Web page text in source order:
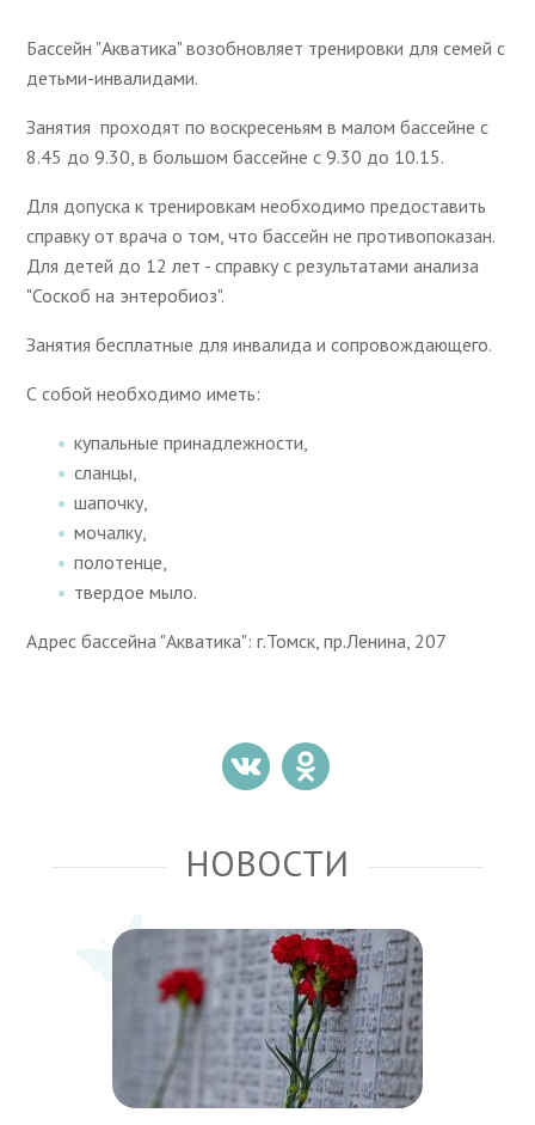
Бассейн "Акватика" возобновляет тренировки для семей с
детьми-инвалидами.
Занятия проходят по воскресеньям в малом бассейне с
8.45 до 9.30, в большом бассейне с 9.30 до 10.15.
Для допуска к тренировкам необходимо предоставить
справку от врача о том, что бассейн не противопоказан.
Для детей до 12 лет - справку с результатами анализа
"Соскоб на энтеробиоз".
Занятия бесплатные для инвалида и сопровождающего.
С собой необходимо иметь:
купальные принадлежности,
сланцы,
шапочку,
мочалку,
полотенце,
твердое мыло.
Адрес бассейна "Акватика": г.Томск, пр.Ленина, 207
НОВОСТИ